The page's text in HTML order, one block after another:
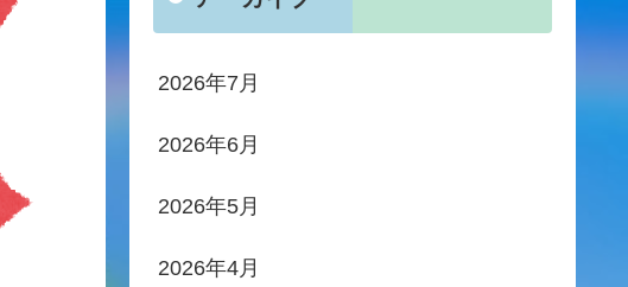
2026年7月
2026年6月
2026年5月
2026年4月